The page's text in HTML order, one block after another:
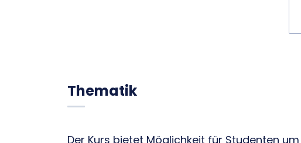
Thematik
Der Kurs bietet Möglichkeit für Studenten